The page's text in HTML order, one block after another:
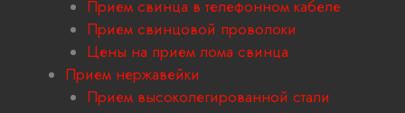
Прием свинца в телефонном кабеле
Прием свинцовой проволоки
Цены на прием лома свинца
Прием нержавейки
Прием высоколегированной стали